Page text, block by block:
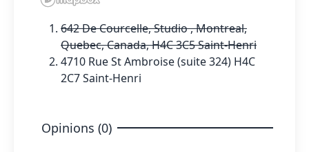
642 De Courcelle, Studio , Montreal,
Quebec, Canada, H4C 3C5 Saint-Henri
4710 Rue St Ambroise (suite 324) H4C
2C7 Saint-Henri
Opinions (0)